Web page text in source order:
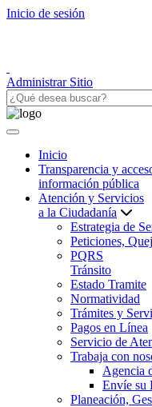
Inicio de sesión
Administrar Sitio
Inicio
Transparencia y
información pública
Atención y Servicios
a la Ciudadanía
Estrategia de
Peticiones,
PQRS
Tránsito
Estado Tramite
Normatividad
Trámites y
Pagos en Línea
Servicio de
Trabaja con
Agencia
Envíe su
Planeación,